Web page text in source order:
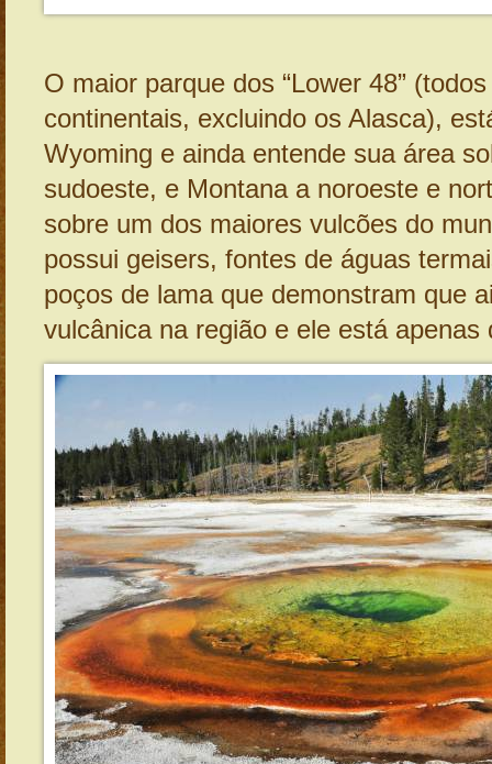
O maior parque dos “Lower 48”
continentais, excluindo os Alasca),
Wyoming e ainda entende sua área
sudoeste, e Montana a noroeste e
sobre um dos maiores vulcões do
possui geisers, fontes de águas
poços de lama que demonstram que
vulcânica na região e ele está apenas